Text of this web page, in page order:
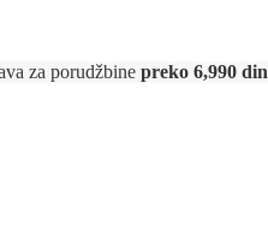
za porudžbine preko 6,990 din